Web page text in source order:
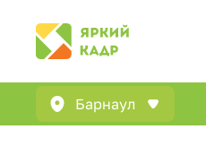
Барнаул